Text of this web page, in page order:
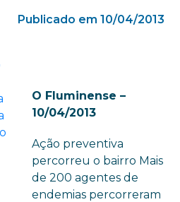
Publicado em 10/04/2013
O Fluminense –
10/04/2013
Ação preventiva
percorreu o bairro Mais
de 200 agentes de
endemias percorreram